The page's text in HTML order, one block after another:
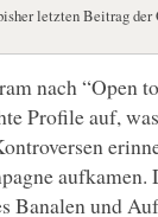
letzten Beitrag der
nach “Open
Profile auf,
Banalen und